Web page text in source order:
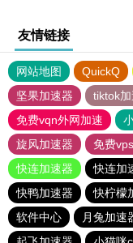
友情链接
网站地图 QuickQ
坚果加速器
tiktok
免费vqn外网加速
旋风加速器
免费
快连加速器
快连加
快鸭加速器
快柠檬
软件中心
月兔加速